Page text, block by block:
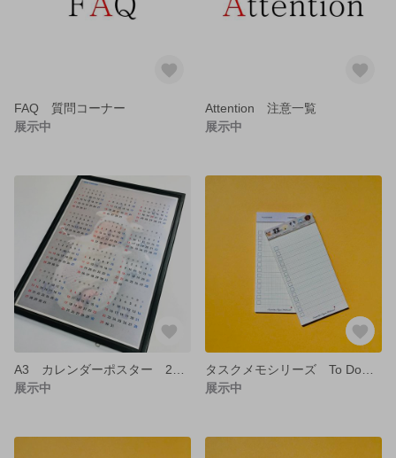
FAQ 質問コーナー
展示中
Attention 注意一覧
展示中
展示中
展示中